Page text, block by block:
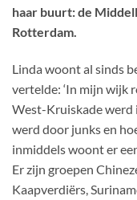
haar buurt: de
Rotterdam.
Linda woont al sinds
vertelde: ‘In mijn wijk
West-Kruiskade werd
werd door junks en
inmiddels woont er
Er zijn groepen
Kaapverdiërs,